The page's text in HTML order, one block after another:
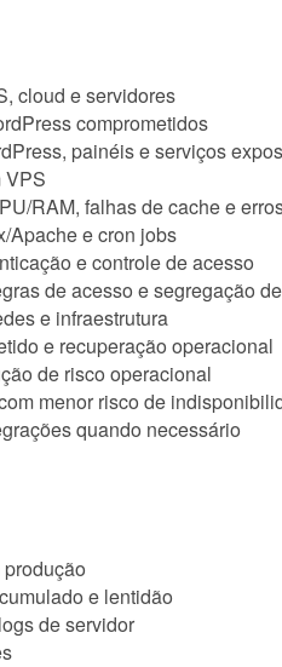
cloud e servidores
comprometidos
painéis e serviços
VPS
RAM, falhas de cache e
Apache e cron jobs
e controle de acesso
de acesso e segregação
e infraestrutura
e recuperação operacional
de risco operacional
menor risco de
quando necessário
e lentidão
de servidor